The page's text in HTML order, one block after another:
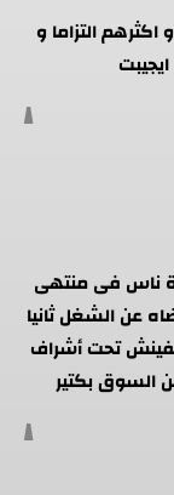
التزاما و
ناس فى منتهى
عن الشغل ثانيا
تحت أشراف
السوق بكتير